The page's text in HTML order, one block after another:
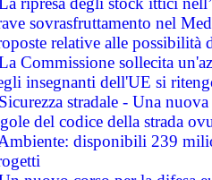
sovrasfruttamento nel
relative alle possibilità
Commissione sollecita
insegnanti dell'UE si
stradale - Una
del codice della strada
disponibili 239